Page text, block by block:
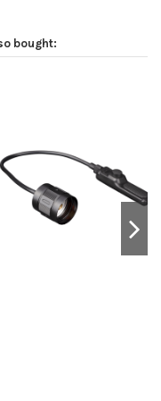
bought: